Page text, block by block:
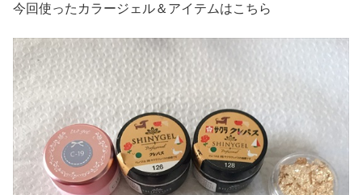
今回使ったカラージェル＆アイテムはこちら